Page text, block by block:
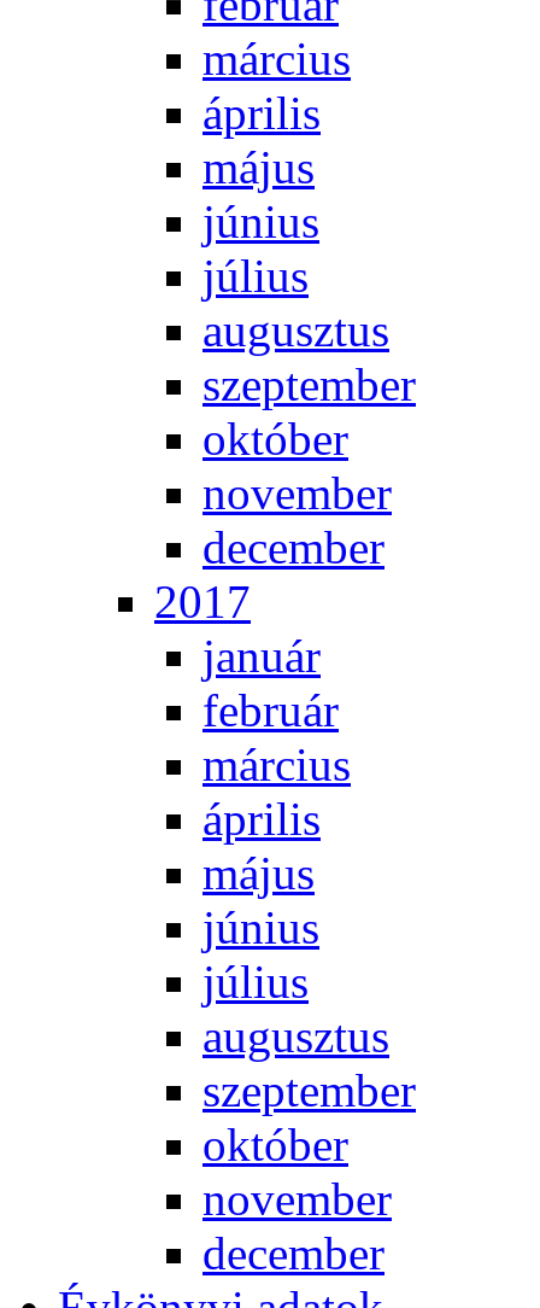
már­ci­us
áp­ri­lis
má­jus
jú­ni­us
jú­li­us
au­gusz­tus
szep­tem­ber
ok­tó­ber
no­vem­ber
de­cem­ber
2017
ja­nu­ár
feb­ru­ár
már­ci­us
áp­ri­lis
má­jus
jú­ni­us
jú­li­us
au­gusz­tus
szep­tem­ber
ok­tó­ber
no­vem­ber
de­cem­ber